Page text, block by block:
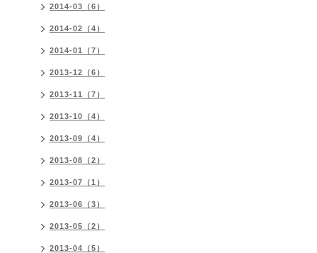
2014-03（6）
2014-02（4）
2014-01（7）
2013-12（6）
2013-11（7）
2013-10（4）
2013-09（4）
2013-08（2）
2013-07（1）
2013-06（3）
2013-05（2）
2013-04（5）